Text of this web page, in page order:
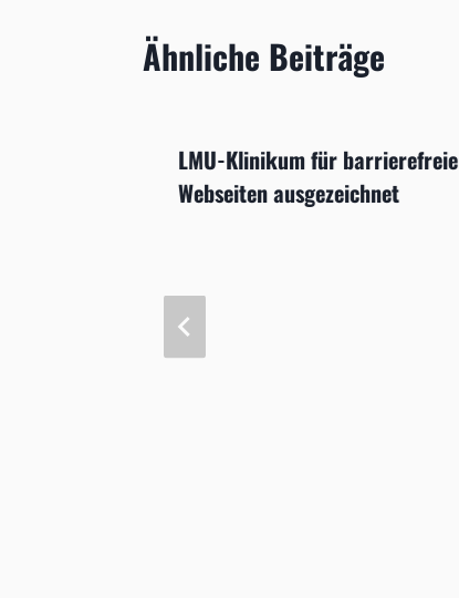
Ähnliche Beiträge
LMU-Klinikum für barrierefreie
Webseiten ausgezeichnet